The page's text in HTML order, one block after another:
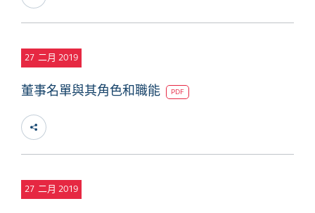
27 二月 2019
董事名單與其角色和職能 PDF
27 二月 2019